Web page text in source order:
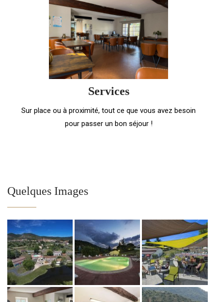
Services
Sur place ou à proximité, tout ce que vous avez besoin
pour passer un bon séjour !
Quelques Images